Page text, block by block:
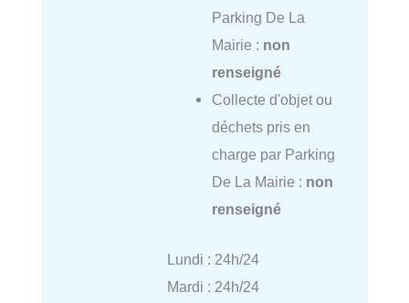
Parking De La
Mairie : non
renseigné
Collecte d'objet ou
déchets pris en
charge par Parking
De La Mairie : non
renseigné
Lundi : 24h/24
Mardi : 24h/24